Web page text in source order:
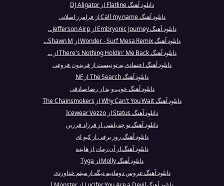
دانلود آهنگ Flatline از DJ Aligator
دانلود آهنگ Call my name از فرامرز اصلانی
دانلود آهنگ Embryonic Journey از Jefferson Airp...
دانلود آهنگ Wonder - Surf Mesa Remix از Shawn M...
دانلود آهنگ There's Nothing Holdin' Me Back از ...
دانلود آهنگ اعتمادی به تو نیست از فریدون فروغی
دانلود آهنگ The Search از NF
دانلود آهنگ خوب و بد از رضا صادقی
دانلود آهنگ Why Can't You Wait از The Chainsmokers
دانلود آهنگ Status از Icewear Vezzo
دانلود آهنگ تو چه باشی از فرزاد فرزین
دانلود آهنگ روز برفی از کیو ای
دانلود آهنگ از آن زمان از هایده
دانلود آهنگ Molly از Tyga
دانلود آهنگ عروس دومادیم دیگه از میثم خداوردی